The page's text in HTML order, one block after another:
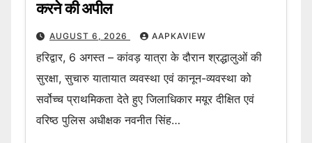
करने की अपील
AUGUST 6, 2026 AAPKAVIEW
हरिद्वार, 6 अगस्त – कांवड़ यात्रा के दौरान श्रद्धालुओं की
सुरक्षा, सुचारु यातायात व्यवस्था एवं कानून-व्यवस्था को
सर्वोच्च प्राथमिकता देते हुए जिलाधिकार मयूर दीक्षित एवं
वरिष्ठ पुलिस अधीक्षक नवनीत सिंह…